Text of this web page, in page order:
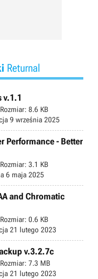
Returnal
v.1.1
Rozmiar: 8.6 KB
9 września 2025
Performance - Better
Rozmiar: 3.1 KB
6 maja 2025
and Chromatic
Rozmiar: 0.6 KB
21 lutego 2023
v.3.2.7c
Rozmiar: 7.3 MB
21 lutego 2023